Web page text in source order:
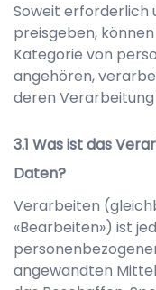
Soweit erforderlich
preisgeben,
Kategorie von
angehören,
deren
Was ist das
Daten?
Verarbeiten
«Bearbeiten») ist
angewandten